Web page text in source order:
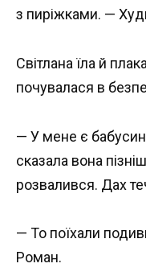
з пиріжками. —
Світлана їла й
почувалася в
— У мене є бабусин
сказала вона
розвалився. Дах
— То поїхали
Роман.